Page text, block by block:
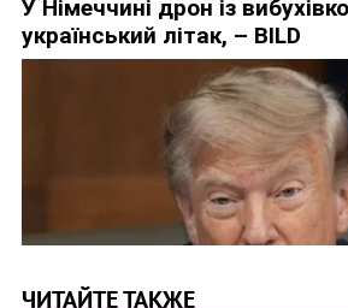
ЧИТАЙТЕ ТАКЖЕ